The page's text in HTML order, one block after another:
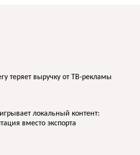
теряет выручку от ТВ-рекламы
локальный контент:
вместо экспорта